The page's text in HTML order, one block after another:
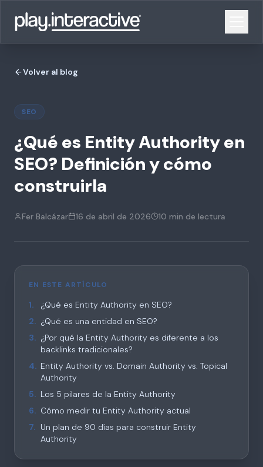
Volver al blog
SEO
¿Qué es Entity Authority en
SEO? Definición y cómo
construirla
Fer Balcázar 16 de abril de 2026 10 min de lectura
EN ESTE ARTÍCULO
1.
¿Qué es Entity Authority en SEO?
2. ¿Qué es una entidad en SEO?
3. ¿Por qué la Entity Authority es diferente a los
backlinks tradicionales?
4. Entity Authority vs. Domain Authority vs. Topical
Authority
5. Los 5 pilares de la Entity Authority
6. Cómo medir tu Entity Authority actual
7. Un plan de 90 días para construir Entity
Authority